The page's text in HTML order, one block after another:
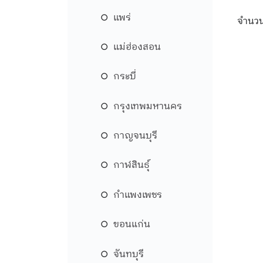
แพร่
แม่ฮ่องสอน
กระบี่
กรุงเทพมหานคร
กาญจนบุรี
กาฬสินธุ์
กำแพงเพชร
ขอนแก่น
จันทบุรี
จำนว